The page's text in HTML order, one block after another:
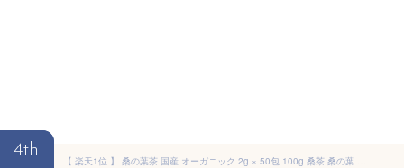
4th
【 楽天1位 】 桑の葉茶 国産 オーガニック 2g × 50包 100g 桑茶 桑の葉 血糖値 健康茶 有機桑茶 中性脂肪 ティーバッグ ノンカフェイン 有機 ダイエット マルベリー 桑 茶 お茶 日本茶 コレステロール 体脂肪 パック 糖質制限 免疫